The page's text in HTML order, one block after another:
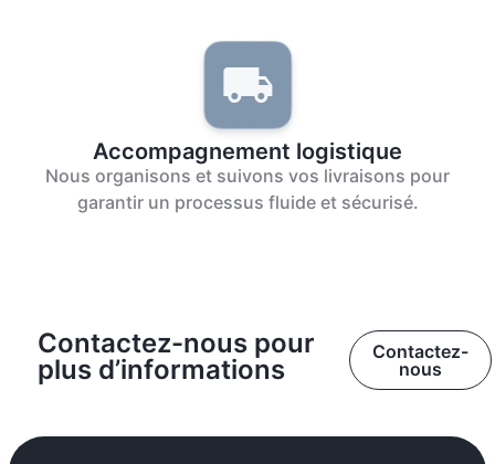
Accompagnement logistique
Nous organisons et suivons vos livraisons pour
garantir un processus fluide et sécurisé.
Contactez-nous pour
plus d’informations
Contactez-
nous